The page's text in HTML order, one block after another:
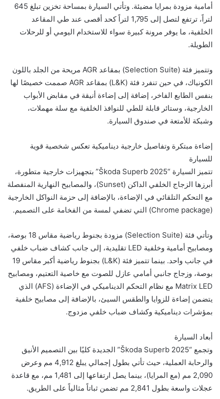
أمامية مزودة بمرايا مضيئة. وتأتي السيارة بمساحة تخزين تبلغ 645
لتراً، ترتفع لتصل إلى 1,795 لتراً كحد أقصى عند طي المقاعد
الخلفية، ما يوفر مرونة كبيرة سواء للاستخدام اليومي أو للرحلات
الطويلة.
وتتميز فئة (Selection Suite) بمقاعد AGR مريحة من الجلد باللون
الكونياك، في حين تنفرد فئة (L&K) بمقاعد AGR صممت خصيصًا لها
بنفس الطابع الفاخر، إضافة إلى إضاءة أنيقة في مقابض الأبواب
الخارجية، وستائر قابلة للطي للنوافذ الخلفية مع سلة مهملات،
وشبكة للأمتعة في صندوق السيارة.
إضاءة مبتكرة وتفاصيل خارجية ديناميكية تعكس شخصية قوية
للسيارة
تتميز السيارة “Škoda Superb 2025” بتجهيزات خارجية متطورة،
أبرزها الزجاج الخلفي الداكن (Sunset)، والمصابيح النهارية المنفصلة
مع التحكم التلقائي في الإضاءة، بالإضافة إلى حزمة النواكل الخارجية
(Chrome package) التي تضفي لمسة من الفخامة على التصميم.
وتأتي فئة (Selection Suite) مزودة بجنوط رياضية مقاس 18 بوصة،
ومصابيح أمامية وخلفية LED تقليدية، إلى جانب كشاف ضباب خلفي
في جانب واحد. بينما تتميز فئة (L&K) بجنوط رياضية أكبر مقاس 19
بوصة، وزجاج جانبي أمامي عازل للصوت مع خاصية التعتيم، ومصابيح
Matrix LED مع نظام التحكم الديناميكي في الإضاءة (AFS) الذي
يتضمن إضاءة للزوايا والطقس السيئ، بالإضافة إلى مصابيح خلفية
بمؤشرات ديناميكية وكشاف ضباب خلفي مزدوج.
أبعاد السيارة
وتجمع “Škoda Superb 2025” الجديدة كليًا بين التصميم الأنيق
والرحابة العملية، حيث تأتي بطول إجمالي يبلغ 4,912 مم وعرض
2,090 مم (مع المرايا)، بينما يصل ارتفاعها إلى 1,481 مم، مع قاعدة
عجلات واسعة بطول 2,841 مم تضمن ثباتاً مثالياً على الطريق.